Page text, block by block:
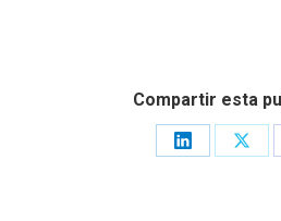
Compartir esta
Share